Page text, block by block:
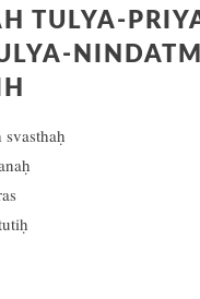
TULYA-